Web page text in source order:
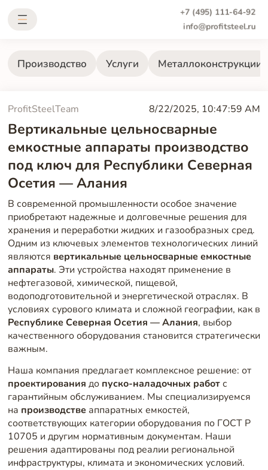
+7 (495) 111-64-92
info@profitsteel.ru
Производство Услуги Металлоконструкции
ProfitSteelTeam 8/22/2025, 10:47:59 AM
Вертикальные цельносварные
емкостные аппараты производство
под ключ для Республики Северная
Осетия — Алания
В современной промышленности особое значение
приобретают надежные и долговечные решения для
хранения и переработки жидких и газообразных сред.
Одним из ключевых элементов технологических линий
являются вертикальные цельносварные емкостные
аппараты. Эти устройства находят применение в
нефтегазовой, химической, пищевой,
водоподготовительной и энергетической отраслях. В
условиях сурового климата и сложной географии, как в
Республике Северная Осетия — Алания, выбор
качественного оборудования становится стратегически
важным.
Наша компания предлагает комплексное решение: от
проектирования до пуско-наладочных работс
гарантийным обслуживанием. Мы специализируемся
на производствеаппаратных емкостей,
соответствующих категории оборудования по ГОСТ Р
10705 и другим нормативным документам. Наши
решения адаптированы под реалии региональной
инфраструктуры, климата и экономических условий.